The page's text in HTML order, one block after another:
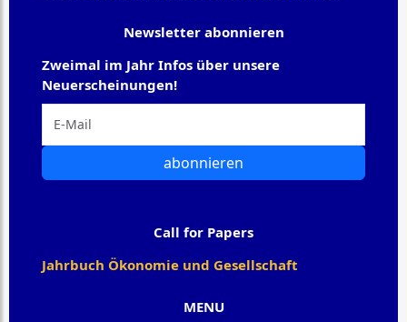
MENU
Newsletter abonnieren
Zweimal im Jahr Infos über unsere
Neuerscheinungen!
abonnieren
Call for Papers
Jahrbuch Ökonomie und Gesellschaft